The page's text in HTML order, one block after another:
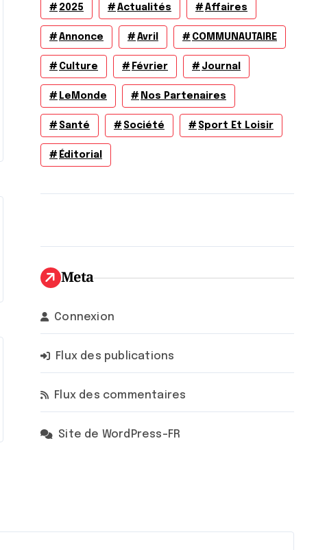
2025 Actualités Affaires
Annonce Avril COMMUNAUTAIRE
Culture Février Journal
LeMonde Nos Partenaires
Santé Société Sport Et Loisir
Éditorial
Meta
Connexion
Flux des publications
Flux des commentaires
Site de WordPress-FR